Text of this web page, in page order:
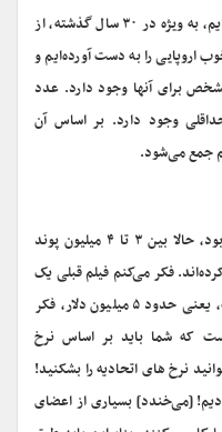
بله مشخصاً. اما ما بسیار خوش شانس بوده‌ایم، به ویژه در ۳۰ سال گذشته، از
اروپایی را به دست آورده‌ایم و
برای آنها وجود دارد. عدد
وجود دارد. بر اساس آن
جمع می‌شود.
‌برای چندین سال بین ۲ تا ۳ میلیون پوند بود، حالا بین ۳ تا ۴ میلیون پوند
فکر می‌کنم فیلم قبلی یک
چیزی بیش از ۴ میلیون پوند هزینه داشت، یعنی حدود ۵ میلیون دلار، فکر
که شما باید بر اساس نرخ
نرخ های اتحادیه را بشکنید!
[می‌خندد] بسیاری از اعضای